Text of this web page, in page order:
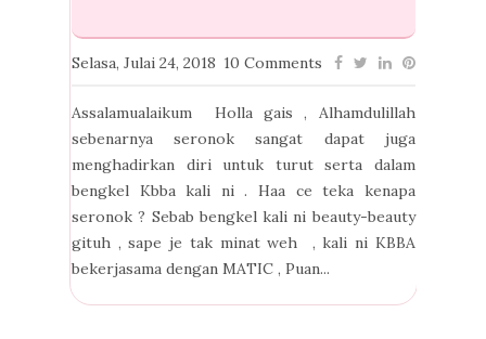
Selasa, Julai 24, 2018 10 Comments
Assalamualaikum Holla gais , Alhamdulillah
sebenarnya seronok sangat dapat juga
menghadirkan diri untuk turut serta dalam
bengkel Kbba kali ni . Haa ce teka kenapa
seronok ? Sebab bengkel kali ni beauty-beauty
gituh , sape je tak minat weh , kali ni KBBA
bekerjasama dengan MATIC , Puan...